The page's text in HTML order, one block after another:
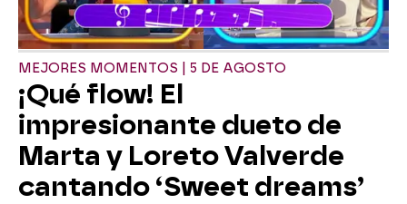
MEJORES MOMENTOS | 5 DE AGOSTO
¡Qué flow! El
impresionante dueto de
Marta y Loreto Valverde
cantando ‘Sweet dreams’